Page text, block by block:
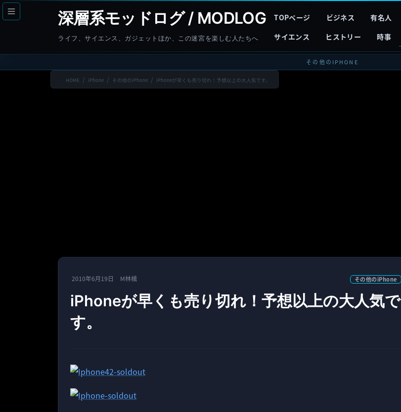
コ
ン
へ
ナ
ビ
ョ
深層系モッドログ / MODLOG
ライフ、サイエンス、ガジェットほか、この迷宮を楽しむ人たちへ
TOPページ ビジネス 有名人
サイエンス
ヒストリー 時事
その他のIPHONE
HOME iPhone その他のiPhone iPhoneが早くも売り切れ！予想以上の大人気です。
2010年6月19日 M林檎 その他のiPhone
iPhoneが早くも売り切れ！予想以上の大人気で
す。